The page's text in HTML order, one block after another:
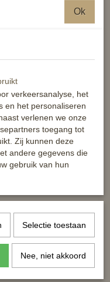
Suedine
Ok
verkeersanalyse, het
en het personaliseren
verlenen we onze
toegang tot
Zij kunnen deze
andere gegevens die
gebruik van hun
Selectie toestaan
Nee, niet akkoord